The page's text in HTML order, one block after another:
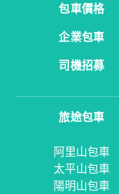
包車價格
企業包車
司機招募
旅途包車
阿里山包車
太平山包車
陽明山包車